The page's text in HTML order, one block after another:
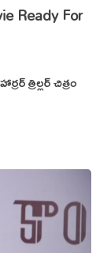
Ready For
త్రిల్లర్ చిత్రం